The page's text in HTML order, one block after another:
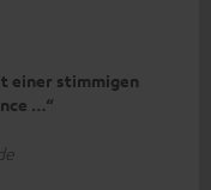
einer stimmigen
…“